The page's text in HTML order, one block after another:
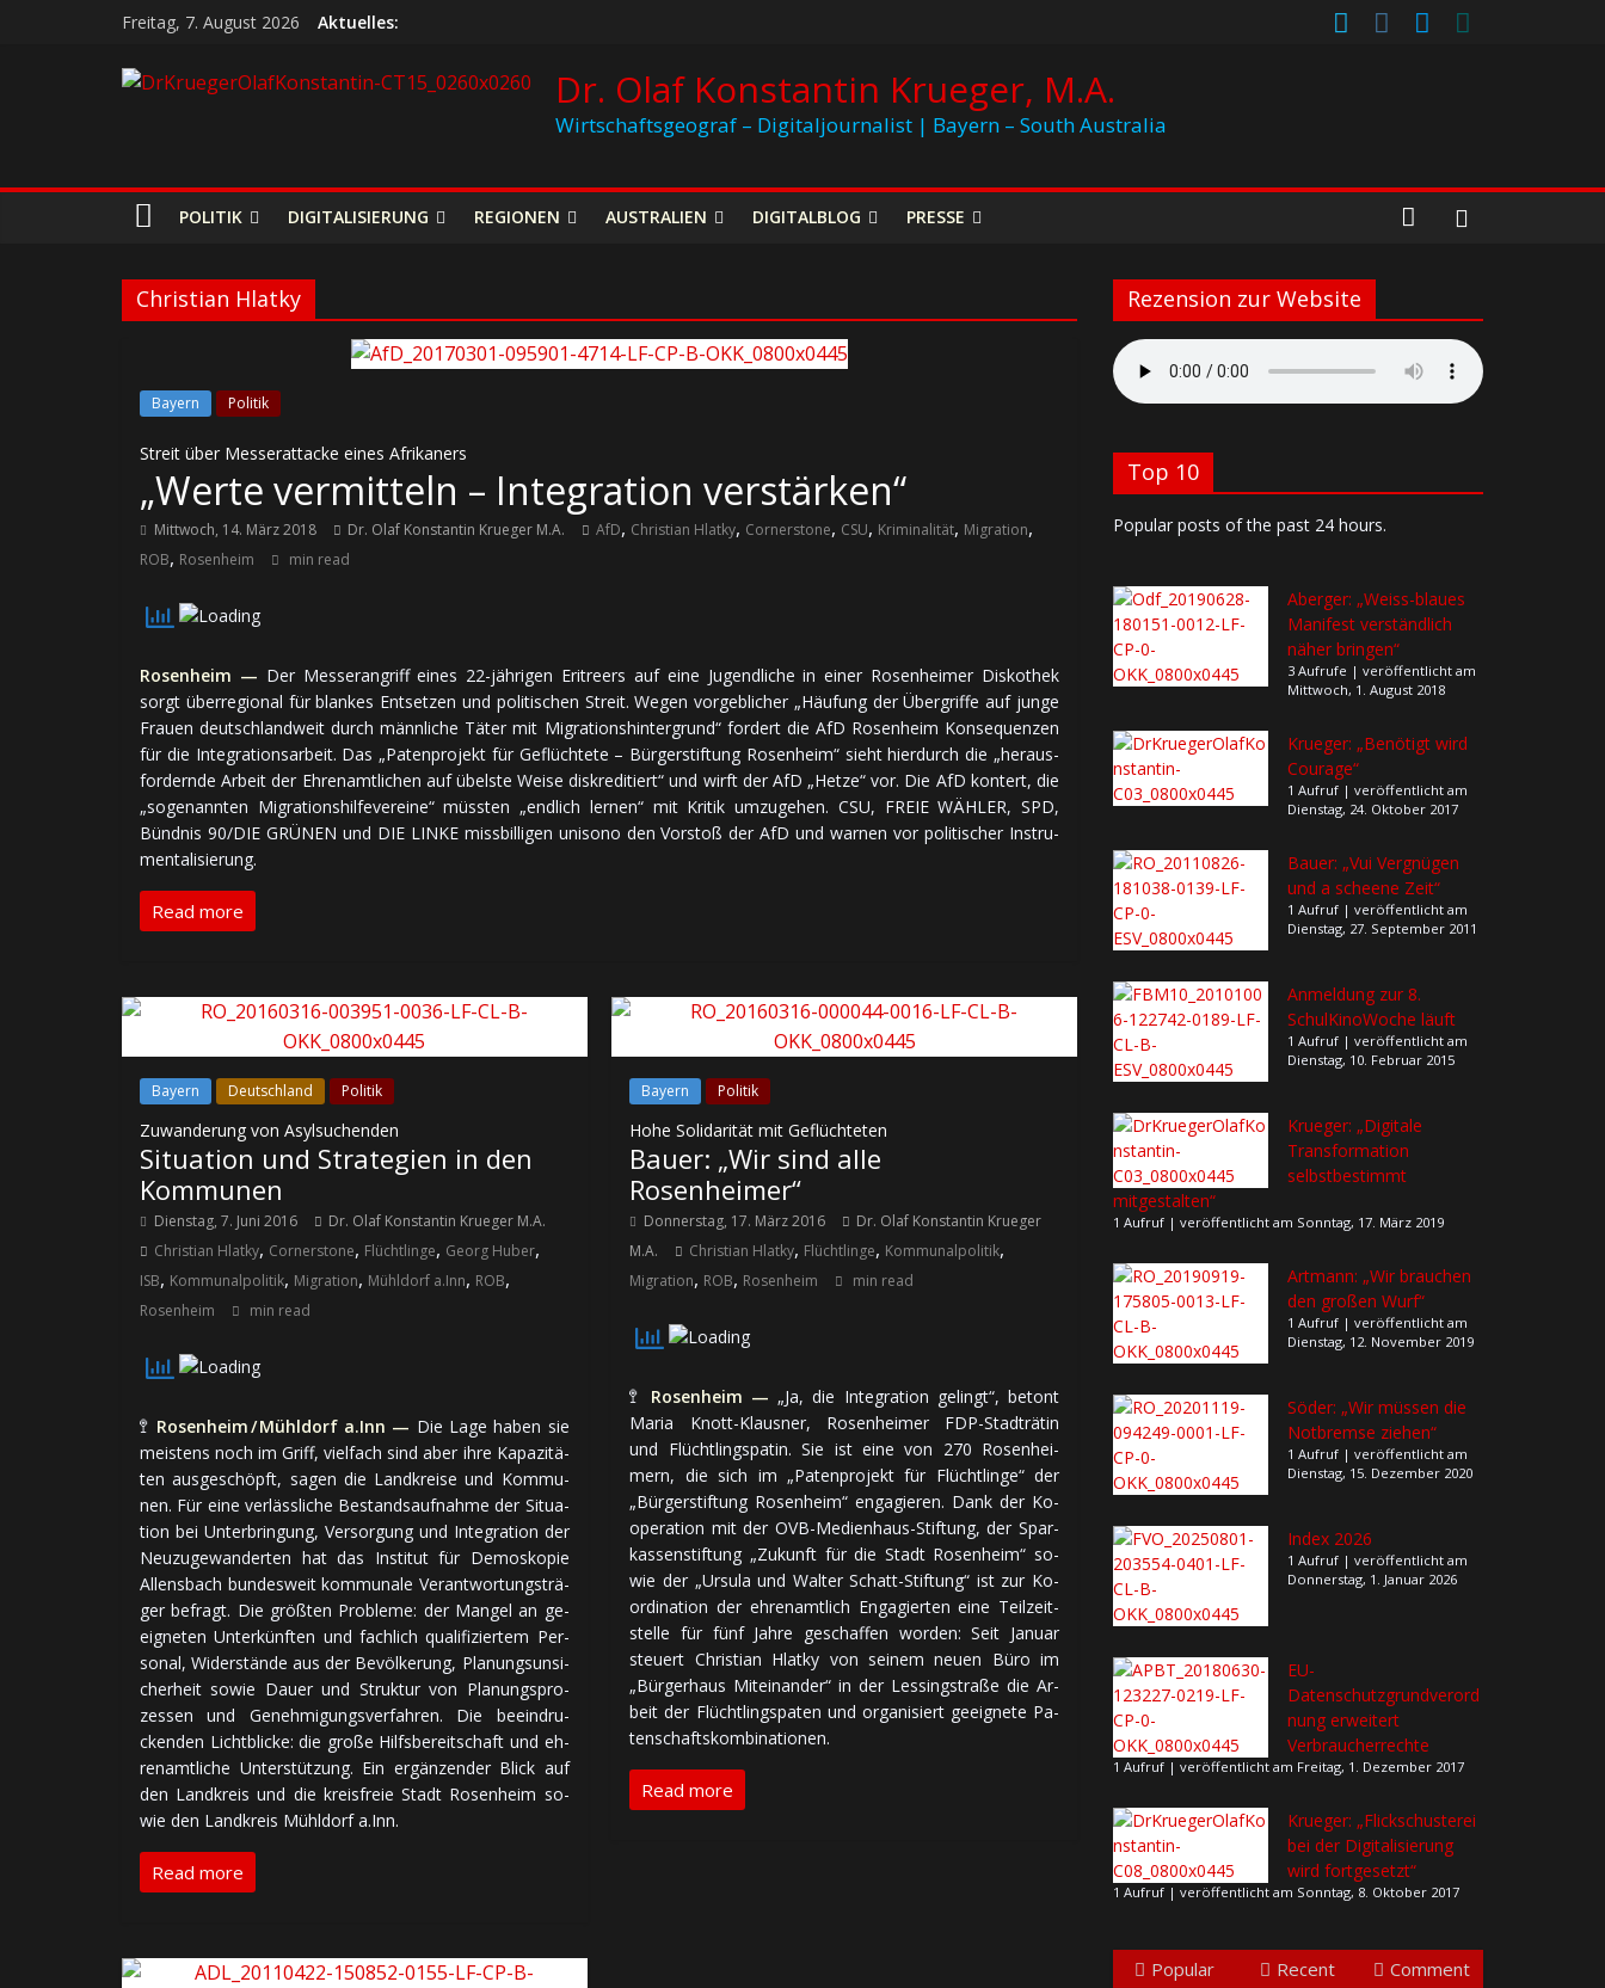
Freitag, 7. August 2026 Aktuelles:
Dr. Olaf Konstantin Krueger, M.A.
Wirtschaftsgeograf – Digitaljournalist | Bayern – South Australia
POLITIK DIGITALISIERUNG REGIONEN AUSTRALIEN DIGITALBLOG PRESSE
Christian Hlatky
Bayern Politik
Streit über Messerattacke eines Afrikaners
„Werte vermitteln – Integration verstärken“
Mittwoch, 14. März 2018 Dr. Olaf Konstantin Krueger M.A. AfD, Christian Hlatky, Cornerstone, CSU, Kriminalität, Migration,
ROB, Rosenheim min read
Rosenheim — Der Mes­ser­an­griff ei­nes 22-jäh­ri­gen Eri­tre­ers auf ei­ne Ju­gend­li­che in ei­ner Ro­sen­hei­mer Dis­ko­thek
sorgt über­re­gio­nal für blan­kes Ent­set­zen und po­li­ti­schen Streit. We­gen vor­geb­li­cher „Häu­fung der Über­grif­fe auf jun­ge
Frauen deutsch­land­weit durch männ­li­che Tä­ter mit Mi­gra­tions­hin­ter­grund“ for­dert die AfD Ro­sen­heim Kon­se­quen­zen
für die In­te­gra­tions­ar­beit. Das „Pa­ten­pro­jekt für Ge­flüch­te­te – Bür­ger­stif­tung Ro­sen­heim“ sieht hier­durch die „her­aus­
for­dern­de Ar­beit der Ehren­amt­li­chen auf übels­te Wei­se dis­kre­di­tiert“ und wirft der AfD „Het­ze“ vor. Die AfD kon­tert, die
„so­ge­nann­ten Mi­gra­tions­hil­fe­ver­ei­ne“ müss­ten „end­lich ler­nen“ mit Kri­tik um­zu­ge­hen. CSU, FREIE WÄH­LER, SPD,
Bünd­nis 90/DIE GRÜ­NEN und DIE LINKE miss­bil­li­gen uni­so­no den Vor­stoß der AfD und war­nen vor po­li­ti­scher In­stru­
men­ta­li­sie­rung.
Read more
Bayern Deutschland Politik
Zuwanderung von Asylsuchenden
Situation und Strategien in den
Kommunen
Dienstag, 7. Juni 2016
Dr. Olaf Konstantin Krueger M.A.
Christian Hlatky, Cornerstone, Flüchtlinge, Georg Huber,
ISB, Kommunalpolitik, Migration, Mühldorf a.Inn, ROB,
Rosenheim min read
🚏 Rosenheim / Mühldorf a.Inn — Die La­ge ha­ben sie
meis­tens noch im Griff, viel­fach sind aber ih­re Ka­pa­zi­tä­
ten aus­ge­schöpft, sa­gen die Land­krei­se und Kom­mu­
nen. Für ei­ne ver­läss­li­che Be­stands­auf­nah­me der Si­tua­
tion bei Un­ter­brin­gung, Ver­sor­gung und In­te­gra­tion der
Neu­zu­ge­wan­der­ten hat das In­sti­tut für De­mos­ko­pie
Allensbach bun­des­weit kom­mu­na­le Ver­ant­wor­tungs­trä­
ger be­fragt. Die größ­ten Pro­ble­me: der Man­gel an ge­
eig­ne­ten Un­ter­künf­ten und fach­lich qua­li­fi­zier­tem Per­
so­nal, Wi­der­stän­de aus der Be­völ­ke­rung, Pla­nungs­un­si­
cher­heit so­wie Dauer und Struk­tur von Pla­nungs­pro­
zes­sen und Ge­neh­mi­gungs­ver­fah­ren. Die be­ein­dru­
cken­den Licht­bli­cke: die gro­ße Hilfs­be­reit­schaft und eh­
ren­amt­li­che Un­ter­stüt­zung. Ein er­gän­zen­der Blick auf
den Land­kreis und die kreis­freie Stadt Rosen­heim so­
wie den Land­kreis Mühldorf a.Inn.
Read more
Bayern Politik
Hohe Solidarität mit Geflüchteten
Bauer: „Wir sind alle
Rosenheimer“
Donnerstag, 17. März 2016
Dr. Olaf Konstantin Krueger
M.A.
Christian Hlatky, Flüchtlinge, Kommunalpolitik,
Migration, ROB, Rosenheim min read
🚏 Rosenheim — „Ja, die In­te­gra­tion ge­lingt“, be­tont
Maria Knott-Klausner, Ro­sen­hei­mer FDP-Stadt­rä­tin
und Flücht­lings­pa­tin. Sie ist ei­ne von 270 Ro­sen­hei­
mern, die sich im „Pa­ten­pro­jekt für Flücht­lin­ge“ der
„Bür­ger­stif­tung Ro­sen­heim“ en­ga­gie­ren. Dank der Ko­
opera­tion mit der OVB-Me­dien­haus-Stif­tung, der Spar­
kas­sen­stif­tung „Zu­kunft für die Stadt Ro­sen­heim“ so­
wie der „Ur­su­la und Wal­ter Schatt-Stif­tung“ ist zur Ko­
or­di­na­tion der ehren­amt­lich En­ga­gier­ten ei­ne Teil­zeit­
stel­le für fünf Jah­re ge­schaf­fen wor­den: Seit Ja­nu­ar
steuert Christian Hlatky von sei­nem neuen Bü­ro im
„Bür­ger­haus Mit­ein­an­der“ in der Les­sing­stra­ße die Ar­
beit der Flücht­lings­pa­ten und or­ga­ni­siert ge­eig­ne­te Pa­
ten­schafts­kom­bi­na­tio­nen.
Read more
Rezension zur Website
Top 10
Popular posts of the past 24 hours.
Aberger: „Weiss-blaues
Manifest verständlich
näher bringen“
3 Aufrufe | veröffentlicht am
Mittwoch, 1. August 2018
Krueger: „Benötigt wird
Courage“
1 Aufruf | veröffentlicht am
Dienstag, 24. Oktober 2017
Bauer: „Vui Vergnügen
und a scheene Zeit“
1 Aufruf | veröffentlicht am
Dienstag, 27. September 2011
Anmeldung zur 8.
SchulKinoWoche läuft
1 Aufruf | veröffentlicht am
Dienstag, 10. Februar 2015
Krueger: „Digitale
Transformation
selbstbestimmt
mitgestalten“
1 Aufruf | veröffentlicht am Sonntag, 17. März 2019
Artmann: „Wir brauchen
den großen Wurf“
1 Aufruf | veröffentlicht am
Dienstag, 12. November 2019
Söder: „Wir müssen die
Notbremse ziehen“
1 Aufruf | veröffentlicht am
Dienstag, 15. Dezember 2020
Index 2026
1 Aufruf | veröffentlicht am
Donnerstag, 1. Januar 2026
EU-
Datenschutzgrundverord
nung erweitert
Verbraucherrechte
1 Aufruf | veröffentlicht am Freitag, 1. Dezember 2017
Krueger: „Flickschusterei
bei der Digitalisierung
wird fortgesetzt“
1 Aufruf | veröffentlicht am Sonntag, 8. Oktober 2017
Popular Recent Comment